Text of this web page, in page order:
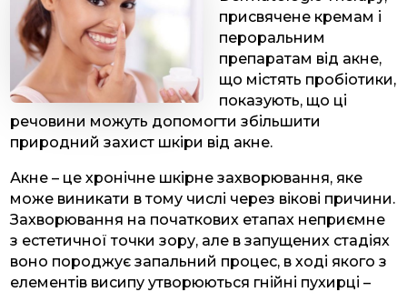
присвячене кремам і
пероральним
препаратам від акне,
що містять пробіотики,
показують, що ці
речовини можуть допомогти збільшити
природний захист шкіри від акне.
Акне – це хронічне шкірне захворювання, яке
може виникати в тому числі через вікові причини.
Захворювання на початкових етапах неприємне
з естетичної точки зору, але в запущених стадіях
воно породжує запальний процес, в ході якого з
елементів висипу утворюються гнійні пухирці –